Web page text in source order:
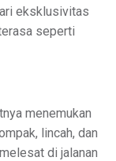
eksklusivitas
seperti
menemukan
lincah, dan
di jalanan